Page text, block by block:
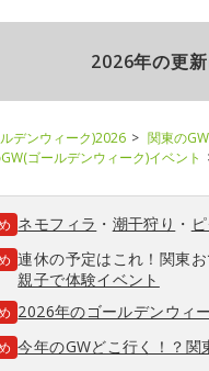
2026年の更
デンウィーク)2026 関東の
ゴールデンウィーク)イベント
ネモフィラ ・ 潮干狩り ・
連休の予定はこれ！関東
親子で体験イベント
2026年のゴールデンウィ
今年のGWどこ行く！？関